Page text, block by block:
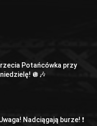
Potańcówka przy
🪩🎶
Nadciągają burze! ❗